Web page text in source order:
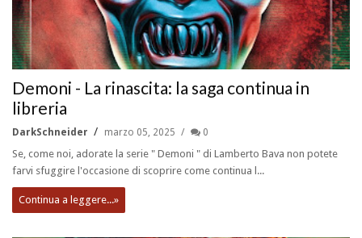
Demoni - La rinascita: la saga continua in
libreria
DarkSchneider marzo 05, 2025 0
Se, come noi, adorate la serie " Demoni " di Lamberto Bava non potete
farvi sfuggire l'occasione di scoprire come continua l...
Continua a leggere...»